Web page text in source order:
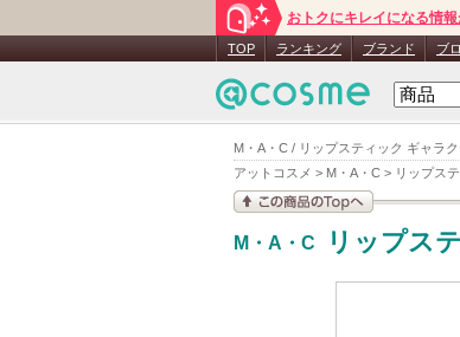
M・A・C / リップスティック ギャラ
アットコスメ > M・A・C > リップス
おトクにキレイになる情報
TOP ランキング ブランド ブ
この商品の情報を見
M・A・C リップス